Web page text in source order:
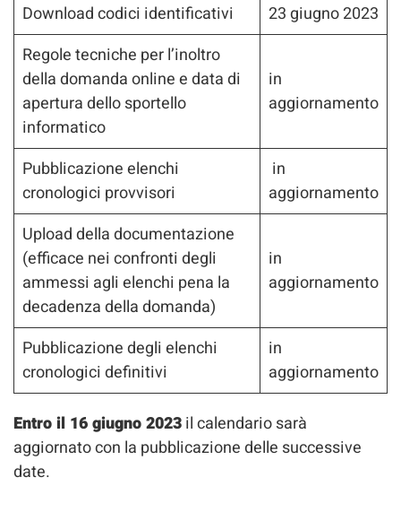
Download codici identificativi
23 giugno 2023
Regole tecniche per l’inoltro
della domanda online e data di
apertura dello sportello
informatico
in
aggiornamento
Pubblicazione elenchi
cronologici provvisori
in
aggiornamento
Upload della documentazione
(efficace nei confronti degli
ammessi agli elenchi pena la
decadenza della domanda)
in
aggiornamento
Pubblicazione degli elenchi
cronologici definitivi
in
aggiornamento
Entro il 16 giugno 2023il calendario sarà
aggiornato con la pubblicazione delle successive
date.